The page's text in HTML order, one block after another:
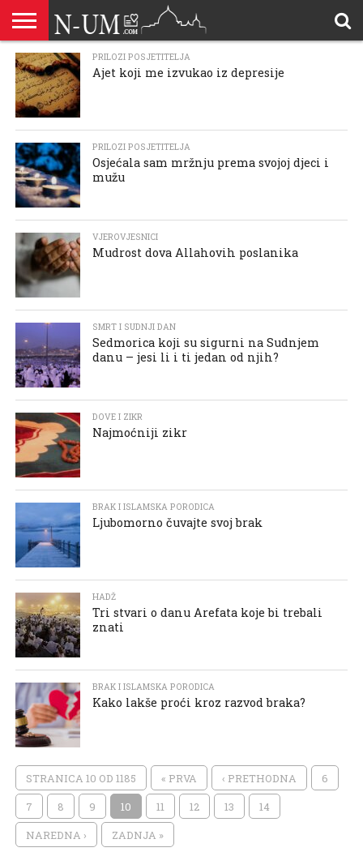
ALLAHOVA
LIJEPA
IMENA
BRAK I
ISLAMSKA
PORODICA
DŽEHENNEM
DŽENNET
DOBROČINSTVO
PREMA
RODITELJIMA
DOVE
I ZIKR
HADŽ
HADISI
HURIJE
HUMANITARNI
KUTAK
ILAHIJE
ISLAMOFOBIJA
IZREKE
I CITATI
KUR’AN
LIJEPI
ISLAM
NAMAZ
ODGOVORI
POKAJNICI
POUČNE
PRIČE I
TEKSTOVI
PRILOZI
POSJETITELJA
PROBLEM
I
DEVIJACIJE
U
DRUŠTVU
ŠALJIVE
PRIČE
RAMAZAN
REKAIK
SAVJETI
SIHR I
DŽINNI
SMRT I
SUDNJI
DAN
SNOVI
VJEROVJESNICI
ZANIMLJIVOSTI
I NAUKA
ZA
SESTRE
ZDRAVLJE
PRILOZI POSJETITELJA
Ajet koji me izvukao iz depresije
PRILOZI POSJETITELJA
Osjećala sam mržnju prema svojoj djeci i
mužu
VJEROVJESNICI
Mudrost dova Allahovih poslanika
SMRT I SUDNJI DAN
Sedmorica koji su sigurni na Sudnjem
danu – jesi li i ti jedan od njih?
DOVE I ZIKR
Najmoćniji zikr
BRAK I ISLAMSKA PORODICA
Ljubomorno čuvajte svoj brak
HADŽ
Tri stvari o danu Arefata koje bi trebali
znati
BRAK I ISLAMSKA PORODICA
Kako lakše proći kroz razvod braka?
STRANICA 10 OD 1185 « PRVA ‹ PRETHODNA 6
7 8 9 10 11 12 13 14
NAREDNA › ZADNJA »